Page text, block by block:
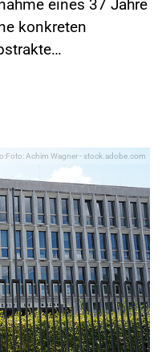
eines 37 Jahre
konkreten
Achim Wagner - stock.adobe.com